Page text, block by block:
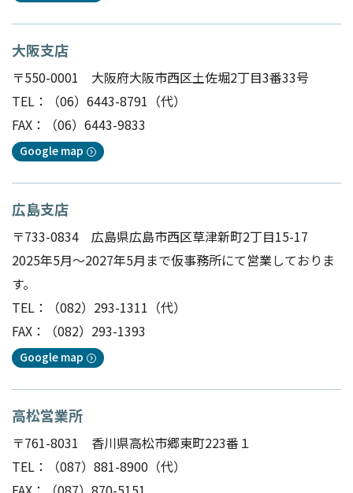
大阪支店
〒550-0001 大阪府大阪市西区土佐堀2丁目3番33号
TEL：
（06）6443-8791 （代）
FAX：（06）6443-9833
Google map
広島支店
〒733-0834 広島県広島市西区草津新町2丁目15-17
2025年5月～2027年5月まで仮事務所にて営業しておりま
す。
TEL：
（082）293-1311 （代）
FAX：（082）293-1393
Google map
高松営業所
〒761-8031 香川県高松市郷東町223番１
TEL：
（087）881-8900 （代）